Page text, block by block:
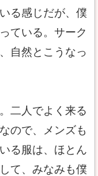
る感じだが、僕
ている。サーク
自然とこうなっ
二人でよく来る
ので、メンズも
る服は、ほとん
て、みなみも僕